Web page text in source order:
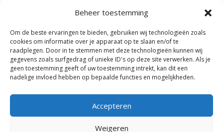
Beheer toestemming
Om de beste ervaringen te bieden, gebruiken wij technologieën zoals
cookies om informatie over je apparaat op te slaan en/of te
raadplegen. Door in te stemmen met deze technologieën kunnen wij
gegevens zoals surfgedrag of unieke ID's op deze site verwerken. Als je
geen toestemming geeft of uw toestemming intrekt, kan dit een
nadelige invloed hebben op bepaalde functies en mogelijkheden.
Accepteren
Weigeren
Alle steden